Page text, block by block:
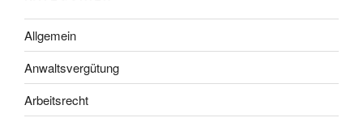
Allgemein
Anwaltsvergütung
Arbeitsrecht